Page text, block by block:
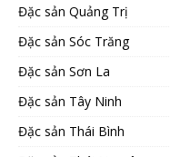
Đặc sản Quảng Trị
Đặc sản Sóc Trăng
Đặc sản Sơn La
Đặc sản Tây Ninh
Đặc sản Thái Bình